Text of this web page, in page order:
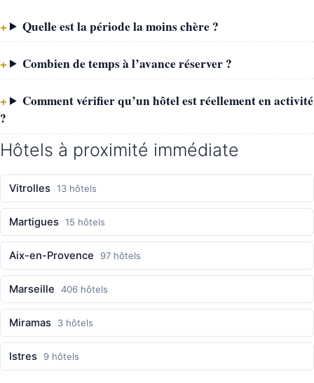
Quelle est la période la moins chère ?
Combien de temps à l’avance réserver ?
Comment vérifier qu’un hôtel est réellement en activité
?
Hôtels à proximité immédiate
Vitrolles 13 hôtels
Martigues 15 hôtels
Aix-en-Provence 97 hôtels
Marseille 406 hôtels
Miramas 3 hôtels
Istres 9 hôtels